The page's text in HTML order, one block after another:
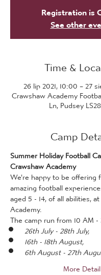
Registration is
See other
Time &
26 lip 2021, 10:00 – 27
Crawshaw Academy
Ln, Pudsey
Camp
Summer Holiday Football
Crawshaw Academy
We're happy to be offering
amazing football
aged 5 - 14, of all abilities,
Academy.
The camp run from 10 AM
26th July - 28th July,
16th - 18th August,
6th August - 27th
More Detail